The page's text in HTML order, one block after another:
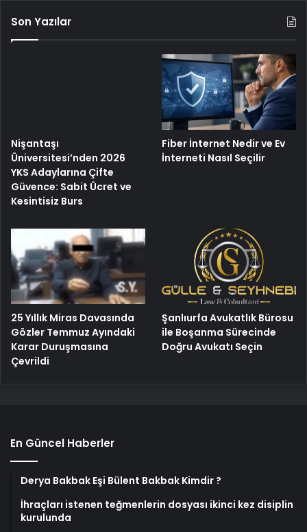
Son Yazılar
Nişantaşı
Üniversitesi’nden 2026
YKS Adaylarına Çifte
Güvence: Sabit Ücret ve
Kesintisiz Burs
Fiber İnternet Nedir ve Ev
İnterneti Nasıl Seçilir
25 Yıllık Miras Davasında
Gözler Temmuz Ayındaki
Karar Duruşmasına
Çevrildi
Şanlıurfa Avukatlık Bürosu
ile Boşanma Sürecinde
Doğru Avukatı Seçin
En Güncel Haberler
Derya Bakbak Eşi Bülent Bakbak Kimdir ?
İhraçları istenen teğmenlerin dosyası ikinci kez disiplin
kurulunda